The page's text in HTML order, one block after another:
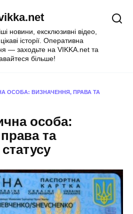
новини, ексклюзивні відео,
історії. Оперативна
— заходьте на VIKKA.net та
більше!
ОСОБА: ВИЗНАЧЕННЯ, ПРАВА ТА
особа:
та